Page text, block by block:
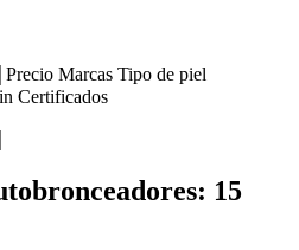
Precio Marcas Tipo de piel
Certificados
15